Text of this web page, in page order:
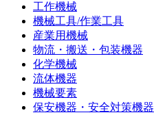
工作機械
機械工具/作業工具
産業用機械
物流・搬送・包装機器
化学機械
流体機器
機械要素
保安機器・安全対策機器